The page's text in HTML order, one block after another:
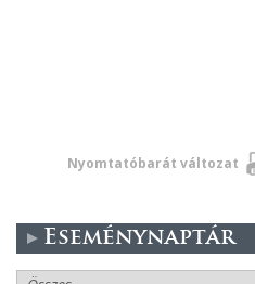
Nyomtatóbarát változat
Eseménynaptár